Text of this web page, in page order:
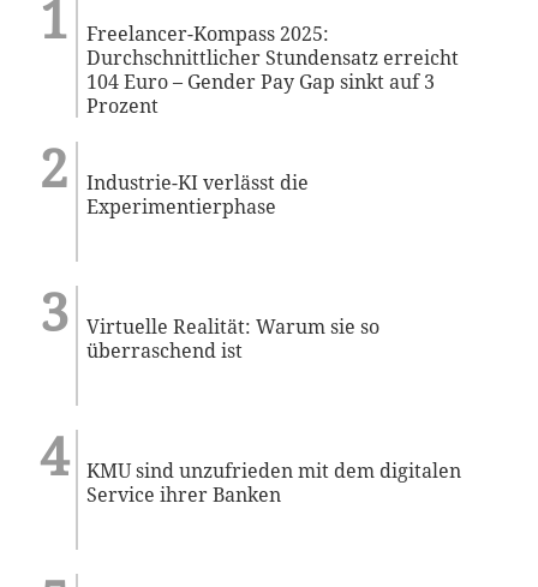
Freelancer-Kompass 2025:
Durchschnittlicher Stundensatz erreicht
104 Euro – Gender Pay Gap sinkt auf 3
Prozent
Industrie-KI verlässt die
Experimentierphase
Virtuelle Realität: Warum sie so
überraschend ist
KMU sind unzufrieden mit dem digitalen
Service ihrer Banken